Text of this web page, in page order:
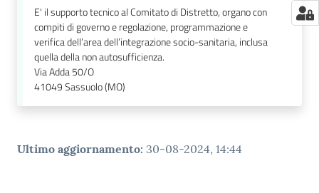
E' il supporto tecnico al Comitato di Distretto, organo con
compiti di governo e regolazione, programmazione e
verifica dell’area dell’integrazione socio-sanitaria, inclusa
quella della non autosufficienza.
Via Adda 50/O
41049Sassuolo (MO)
Ultimo aggiornamento: 30-08-2024, 14:44